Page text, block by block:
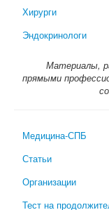
Хирурги
Эндокринологи
Материалы,
прямыми
Медицина-СПБ
Статьи
Организации
Тест на